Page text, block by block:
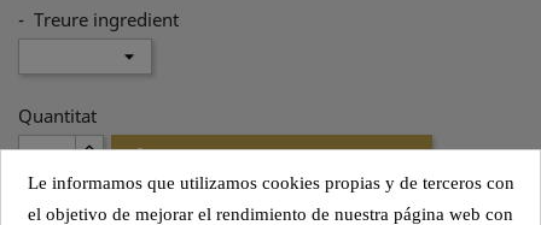
- Treure ingredient
Quantitat

Le informamos que utilizamos cookies propias y de terceros con
el objetivo de mejorar el rendimiento de nuestra página web con